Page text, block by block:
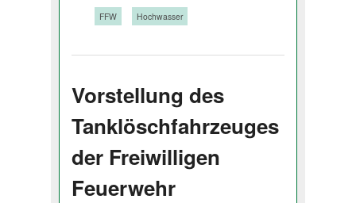
FFW Hochwasser
Vorstellung des
Tanklöschfahrzeuges
der Freiwilligen
Feuerwehr